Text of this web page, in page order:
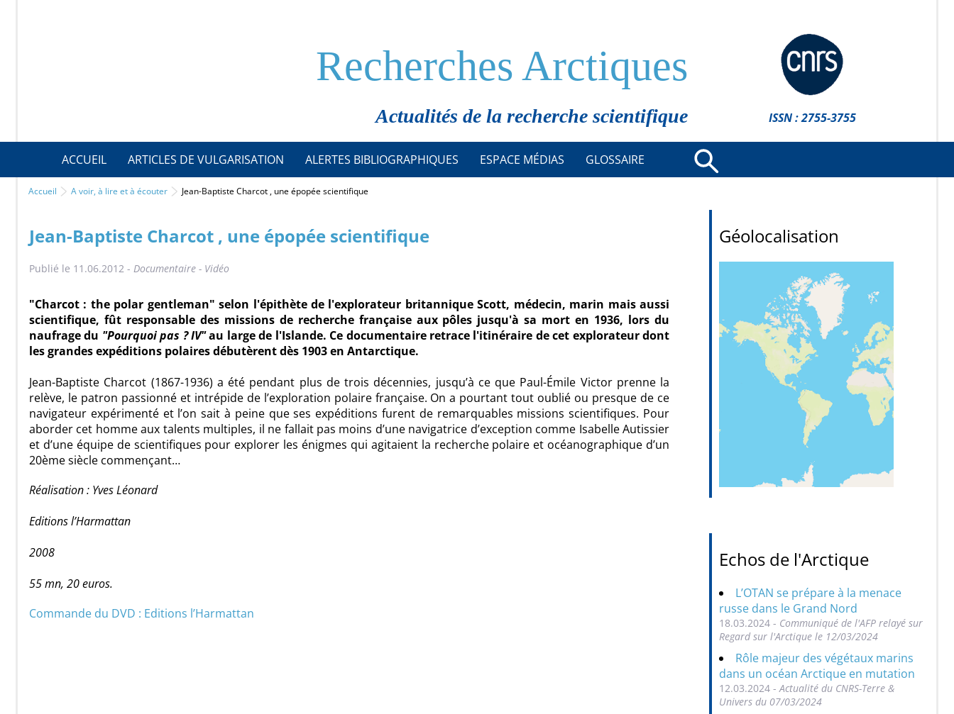
Recherches Arctiques
Actualités de la recherche scientifique ISSN : 2755-3755
ACCUEIL ARTICLES DE VULGARISATION ALERTES BIBLIOGRAPHIQUES ESPACE MÉDIAS GLOSSAIRE
Accueil A voir, à lire et à écouter Jean-Baptiste Charcot , une épopée scientifique
Jean-Baptiste Charcot , une épopée scientifique
Publié le 11.06.2012 - Documentaire - Vidéo
"Charcot : the polar gentleman" selon l'épithète de l'explorateur britannique Scott, médecin, marin mais aussi
scientifique, fût responsable des missions de recherche française aux pôles jusqu'à sa mort en 1936, lors du
naufrage du "Pourquoi pas ? IV"au large de l'Islande. Ce documentaire retrace l'itinéraire de cet explorateur dont
les grandes expéditions polaires débutèrent dès 1903 en Antarctique.
Jean-Baptiste Charcot (1867-1936) a été pendant plus de trois décennies, jusqu’à ce que Paul-Émile Victor prenne la
relève, le patron passionné et intrépide de l’exploration polaire française. On a pourtant tout oublié ou presque de ce
navigateur expérimenté et l’on sait à peine que ses expéditions furent de remarquables missions scientifiques. Pour
aborder cet homme aux talents multiples, il ne fallait pas moins d’une navigatrice d’exception comme Isabelle Autissier
et d’une équipe de scientifiques pour explorer les énigmes qui agitaient la recherche polaire et océanographique d’un
20ème siècle commençant…
Réalisation : Yves Léonard
Editions l’Harmattan
2008
55 mn, 20 euros.
Commande du DVD : Editions l’Harmattan
Géolocalisation
Echos de l'Arctique
L’OTAN se prépare à la menace
russe dans le Grand Nord
18.03.2024 - Communiqué de l'AFP relayé sur
Regard sur l'Arctique le 12/03/2024
Rôle majeur des végétaux marins
dans un océan Arctique en mutation
12.03.2024 - Actualité du CNRS-Terre &
Univers du 07/03/2024